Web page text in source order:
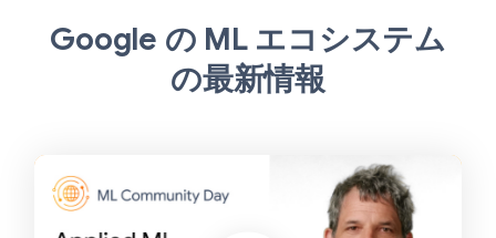
Google の ML エコシステム
の最新情報